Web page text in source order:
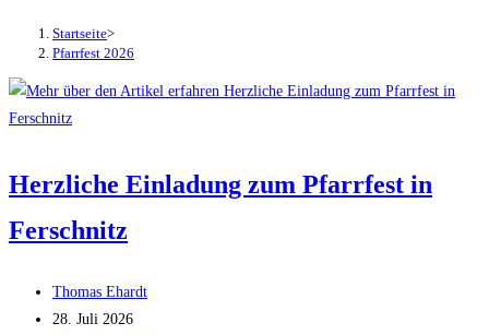
Startseite>
Pfarrfest 2026
Herzliche Einladung zum Pfarrfest in
Ferschnitz
Beitrags-
Autor:
Thomas Ehardt
Beitrag
28. Juli 2026